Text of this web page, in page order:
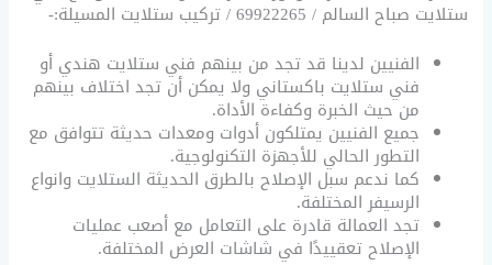
ستلايت صباح السالم / 69922265 / تركيب ستلايت المسيلة:-
الفنيين لدينا قد تجد من بينهم فني ستلايت هندي أو
فني ستلايت باكستاني ولا يمكن أن تجد اختلاف بينهم
من حيث الخبرة وكفاءة الأداة.
جميع الفنيين يمتلكون أدوات ومعدات حديثة تتوافق مع
التطور الحالي للأجهزة التكنولوجية.
كما ندعم سبل الإصلاح بالطرق الحديثة الستلايت وانواع
الرسيفر المختلفة.
تجد العمالة قادرة على التعامل مع أصعب عمليات
الإصلاح تعقييدًا في شاشات العرض المختلفة.